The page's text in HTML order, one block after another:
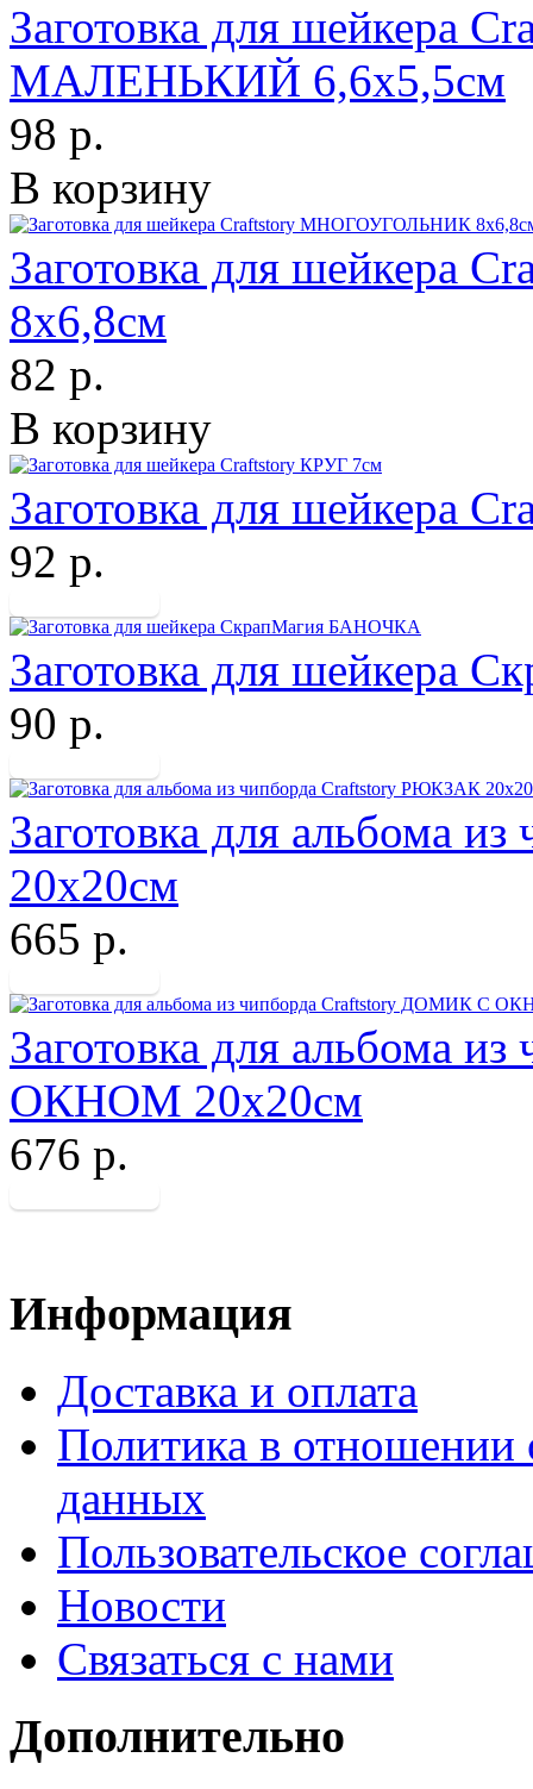
Заготовка для шейкера
МАЛЕНЬКИЙ 6,6х5,5см
98 р.
В корзину
Заготовка для
8х6,8см
82 р.
В корзину
Заготовка для шейкера
92 р.
Заготовка для шейкера
90 р.
Заготовка для альбома
20х20см
665 р.
Заготовка для альбома
ОКНОМ 20х20см
676 р.
Информация
Доставка и оплата
Политика в отношении
данных
Пользовательское
Новости
Связаться с нами
Дополнительно